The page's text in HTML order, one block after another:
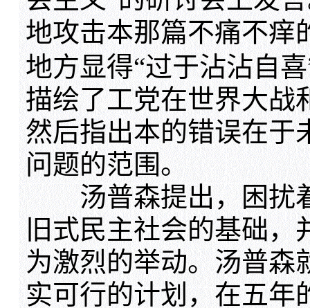
地攻击本那篇不痛不痒
地方显得“过于沾沾自
描绘了工党在世界大战
然后指出本的错误在于
问题的范围。
汤普森提出，困扰
旧式民主社会的基础
为激烈的举动。汤普森
实可行的计划，在五年